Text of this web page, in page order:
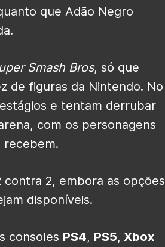
que Adão Negro
Smash Bros, só que
de figuras da Nintendo. No
e tentam derrubar
com os personagens
recebem.
2, embora as opções
disponíveis.
consoles PS4, PS5, Xbox